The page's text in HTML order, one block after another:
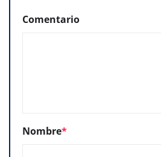
Comentario
Nombre*